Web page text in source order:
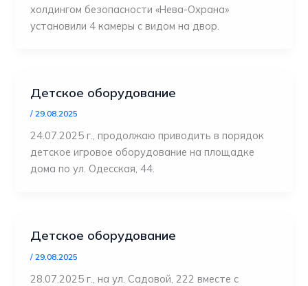
холдингом безопасности «Нева-Охрана»
установили 4 камеры с видом на двор.
Детское оборудование
/29.08.2025
24.07.2025 г., продолжаю приводить в порядок
детское игровое оборудование на площадке
дома по ул. Одесская, 44.
Детское оборудование
/29.08.2025
28.07.2025 г., на ул. Садовой, 222 вместе с